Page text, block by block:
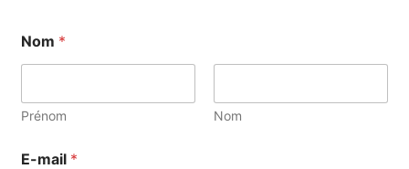
Nom *
Prénom Nom
E-mail *